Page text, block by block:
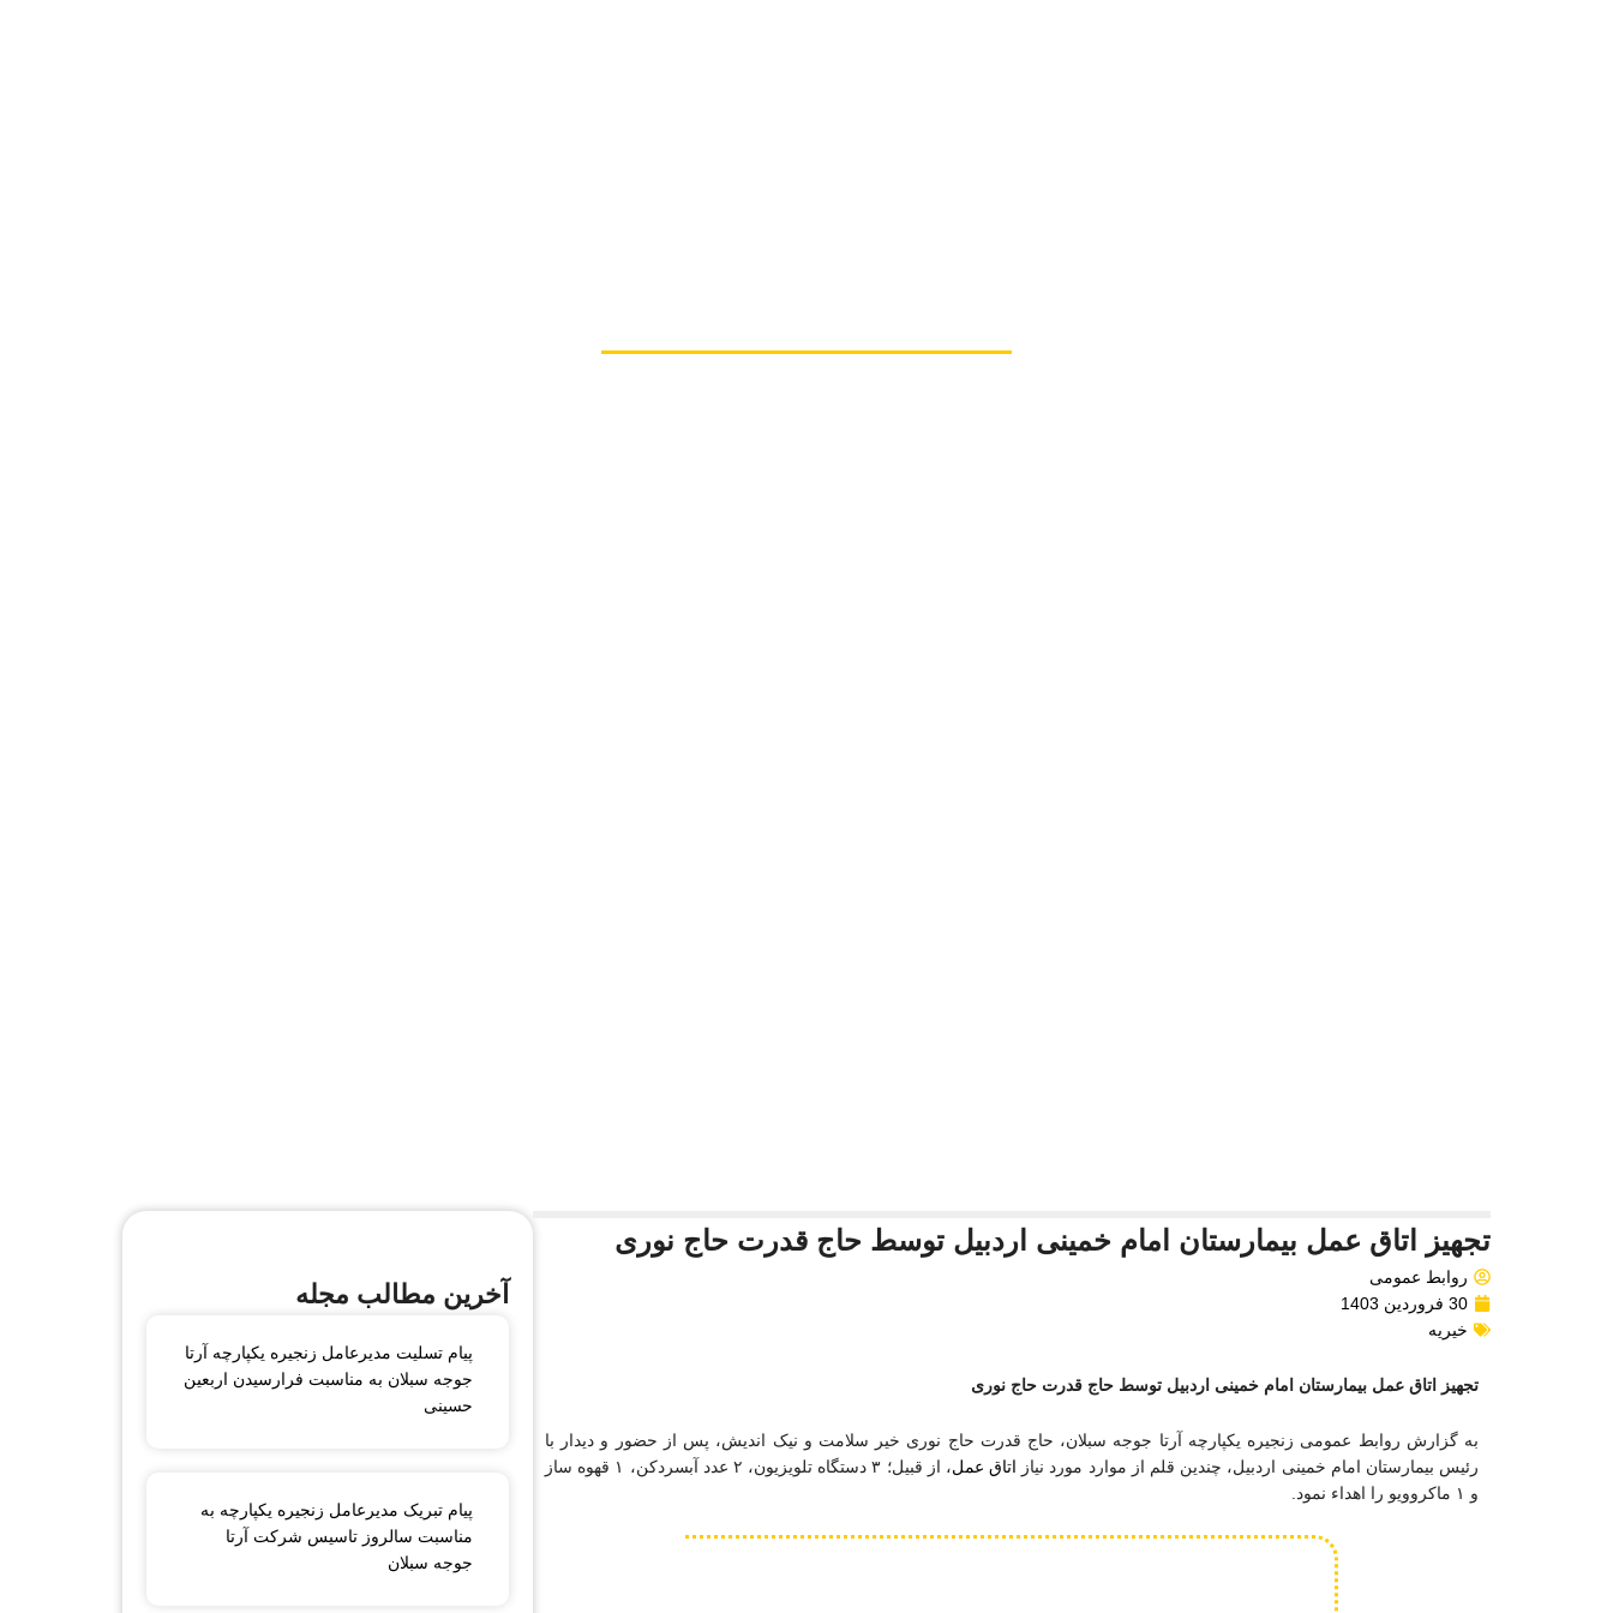
تجهیز اتاق عمل بیمارستان امام خمینی اردبیل توسط حاج قدرت حاج نوری
روابط عمومی
30 فروردین 1403
خیریه
تجهیز اتاق عمل بیمارستان امام خمینی اردبیل توسط حاج قدرت حاج نوری
به گزارش روابط عمومی زنجیره یکپارچه آرتا جوجه سبلان، حاج قدرت حاج نوری خیر سلامت و نیک اندیش، پس از حضور و دیدار با
رئیس بیمارستان امام خمینی اردبیل، چندین قلم از موارد مورد نیاز اتاق عمل
، از قبیل؛ ۳ دستگاه تلویزیون، ۲ عدد آبسردکن، ۱ قهوه ساز
و ۱ ماکروویو را اهداء نمود.
آخرین مطالب مجله
پیام تسلیت مدیرعامل زنجیره یکپارچه آرتا
جوجه سبلان به مناسبت فرارسیدن اربعین
حسینی
پیام تبریک مدیرعامل زنجیره یکپارچه به
مناسبت سالروز تاسیس شرکت آرتا
جوجه سبلان